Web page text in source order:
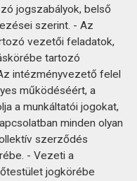
jogszabályok, belső
szerint. - Az
vezetői feladatok,
tartozó
intézményvezető felel
működéséért, a
a munkáltatói jogokat,
minden olyan
szerződés
- Vezeti a
jogkörébe